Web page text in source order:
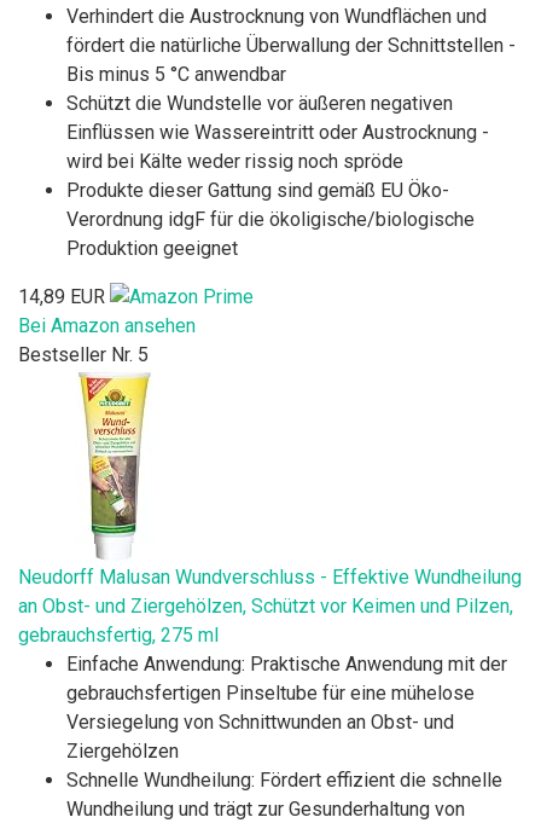
Verhindert die Austrocknung von Wundflächen und
fördert die natürliche Überwallung der Schnittstellen -
Bis minus 5 °C anwendbar
Schützt die Wundstelle vor äußeren negativen
Einflüssen wie Wassereintritt oder Austrocknung -
wird bei Kälte weder rissig noch spröde
Produkte dieser Gattung sind gemäß EU Öko-
Verordnung idgF für die ökoligische/biologische
Produktion geeignet
14,89 EUR
Bei Amazon ansehen
Bestseller Nr. 5
Neudorff Malusan Wundverschluss - Effektive Wundheilung
an Obst- und Ziergehölzen, Schützt vor Keimen und Pilzen,
gebrauchsfertig, 275 ml
Einfache Anwendung: Praktische Anwendung mit der
gebrauchsfertigen Pinseltube für eine mühelose
Versiegelung von Schnittwunden an Obst- und
Ziergehölzen
Schnelle Wundheilung: Fördert effizient die schnelle
Wundheilung und trägt zur Gesunderhaltung von